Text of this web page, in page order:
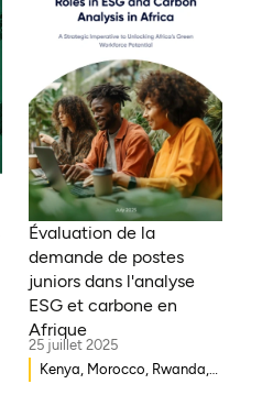
Évaluation de la
demande de postes
juniors dans l'analyse
ESG et carbone en
Afrique
25 juillet 2025
Kenya, Morocco, Rwanda,